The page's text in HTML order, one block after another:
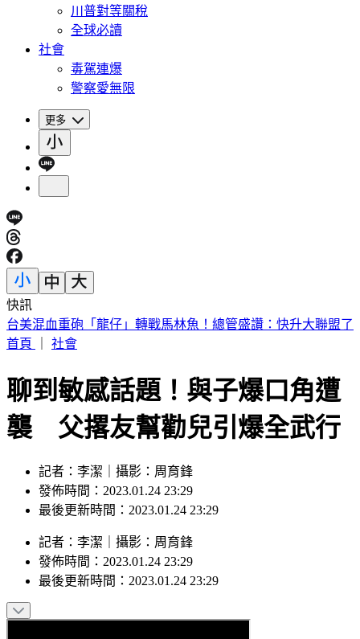
川普對等關稅
全球必讀
社會
毒駕連爆
警察愛無限
更多
快訊
白海豚颱風今明離台最近「緊貼北台灣」掃過 專家：嚴防巨
浪豪雨
聊到敏感話題！與子爆口角遭
襲 父撂友幫勸兒引爆全武行
記者：李潔｜攝影：周育鋒
發佈時間：2023.01.24 23:29
記者：李潔 ｜攝影：周育鋒
發佈時間：2023.01.24 23:29